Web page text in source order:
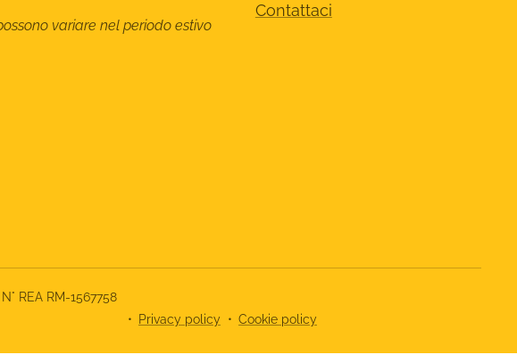
variare nel periodo estivo
Contattaci
REA RM-1567758
Privacy policy Cookie policy